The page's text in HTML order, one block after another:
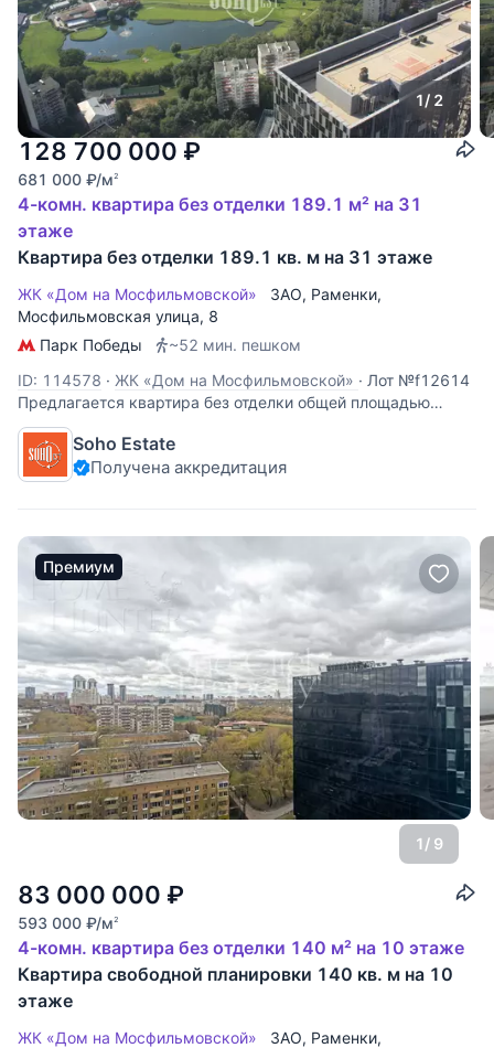
1/ 2
128 700 000 ₽
681 000 ₽/м2
4-комн. квартира без отделки 189.1 м² на 31
этаже
Квартира без отделки 189.1 кв. м на 31 этаже
ЖК «Дом на Мосфильмовской» ЗАО, Раменки,
Мосфильмовская улица, 8
Парк Победы
~52 мин. пешком
ID: 114578 · ЖК «Дом на Мосфильмовской» · Лот №f12614
Предлагается квартира без отделки общей площадью
189.1 кв. м. в элитном жилом комплексе "Дом на
Мосфильмовской" в башне А. В квартире согласно
планировке: кухня, гостиная, 3 спальни, 3 ванных комнаты,
Soho Estate
Получена аккредитация
Премиум
1/ 9
83 000 000 ₽
593 000 ₽/м2
4-комн. квартира без отделки 140 м² на 10 этаже
Квартира свободной планировки 140 кв. м на 10
этаже
ЖК «Дом на Мосфильмовской» ЗАО, Раменки,